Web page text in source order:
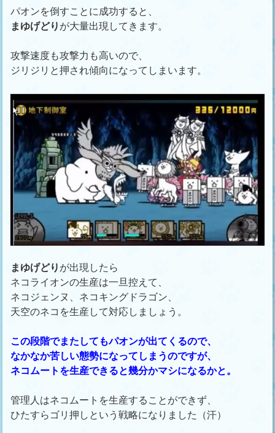
パオンを倒すことに成功すると、
まゆげどり が大量出現してきます。
攻撃速度も攻撃力も高いので、
ジリジリと押され傾向になってしまいます。
まゆげどり が出現したら
ネコライオンの生産は一旦控えて、
ネコジェンヌ、ネコキングドラゴン、
天空のネコを生産して対応しましょう。
この段階でまたしてもパオンが出てくるので、
なかなか苦しい態勢になってしまうのですが、
ネコムートを生産できると幾分かマシになるかと。
管理人はネコムートを生産することができず、
ひたすらゴリ押しという戦略になりました（汗）